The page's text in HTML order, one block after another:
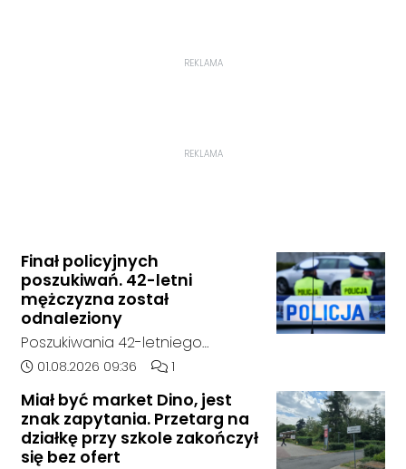
REKLAMA
REKLAMA
Finał policyjnych
poszukiwań. 42-letni
mężczyzna został
odnaleziony
Poszukiwania 42-letniego
mężczyzny zostały zakończone.
policja, został on odnaleziony w
sobotę, 1 sierpnia, na terenie
kompleksu leśnego w powiecie
Data dodania artykułu:
01.08.2026 09:36 Liczba komentarzy artykułu:
1
Miał być market Dino, jest
znak zapytania. Przetarg na
działkę przy szkole zakończył
się bez ofert